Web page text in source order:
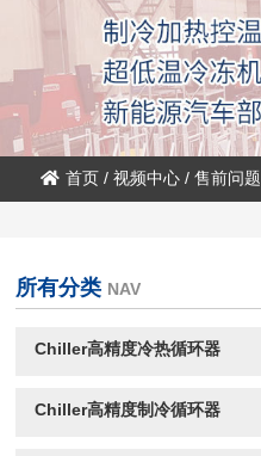
首页/ 视频中心/ 售前问题
所有分类 NAV
Chiller高精度冷热循环器
Chiller高精度制冷循环器